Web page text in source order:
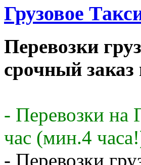
Грузовое
Перевозки
срочный заказ
- Перевозки на
час (мин.4
- Перевозки